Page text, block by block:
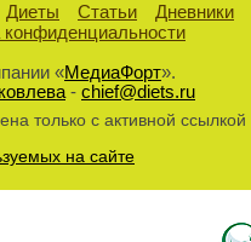
Диеты Статьи
Дневники
конфиденциальности
«МедиаФорт».
- chief@diets.ru
только с активной ссылкой
на сайте